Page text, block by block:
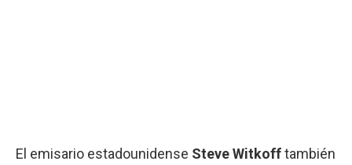
El emisario estadounidense Steve Witkofftambién